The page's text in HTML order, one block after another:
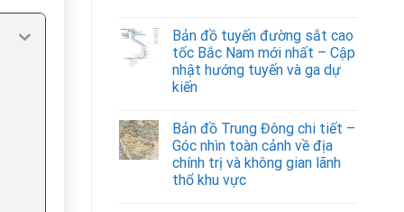
Bản đồ tuyến đường sắt cao
tốc Bắc Nam mới nhất – Cập
nhật hướng tuyến và ga dự
kiến
Bản đồ Trung Đông chi tiết –
Góc nhìn toàn cảnh về địa
chính trị và không gian lãnh
thổ khu vực